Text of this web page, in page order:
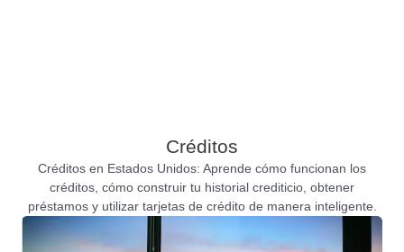
Créditos
Créditos en Estados Unidos: Aprende cómo funcionan los
créditos, cómo construir tu historial crediticio, obtener
préstamos y utilizar tarjetas de crédito de manera inteligente.